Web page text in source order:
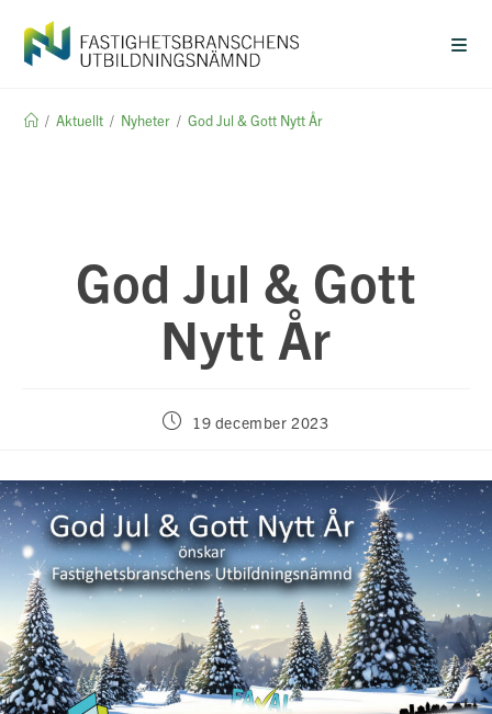
innehållet
/ Aktuellt / Nyheter / God Jul & Gott Nytt År
God Jul & Gott
Nytt År
Inlägget19 december 2023